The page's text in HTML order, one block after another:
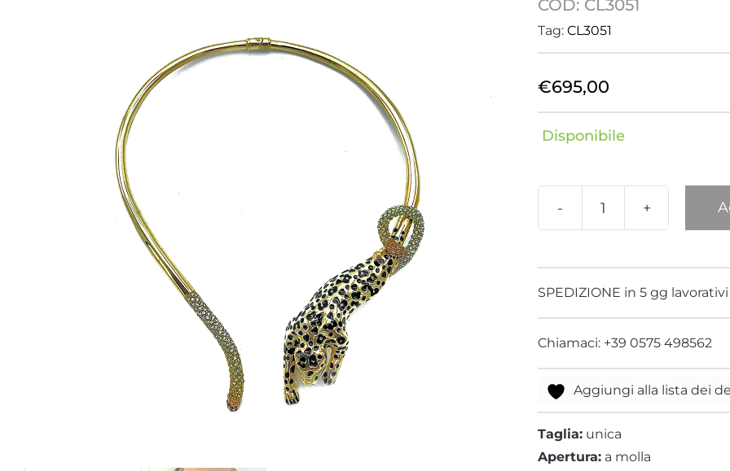
Farfalla
Giraffa Hippo
Libellula
Monkey Nature
New York Zebra Panda
Pavone
COD: CL3051
Tag: CL3051
€695,00
Disponibile
Collana
quantità
SPEDIZIONE in 5 gg lavorativi
Chiamaci: +39 0575 498562
Aggiungi alla lista dei
Taglia: unica
Apertura: a molla